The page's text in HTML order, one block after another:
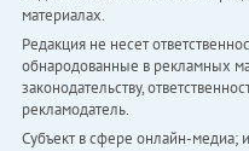
материалах.
Редакция не несет
обнародованные в рекламных
законодательству,
рекламодатель.
Субъект в сфере онлайн-медиа;